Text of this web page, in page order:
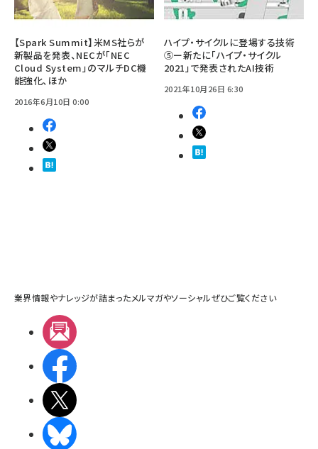
【Spark Summit】米MS社らが
新製品を発表、NECが「NEC
Cloud System」のマルチDC機
能強化、ほか
2016年6月10日 0:00
ハイプ・サイクルに登場する技術
⑤ー新たに「ハイプ・サイクル
2021」で発表されたAI技術
2021年10月26日 6:30
業界情報やナレッジが詰まったメルマガやソーシャルぜひご覧ください